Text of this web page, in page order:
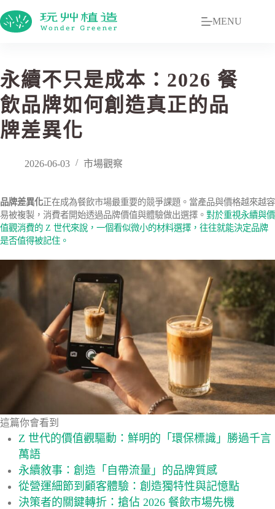
MENU
永續不只是成本：2026 餐
飲品牌如何創造真正的品
牌差異化
2026-06-03 市場觀察
品牌差異化正在成為餐飲市場最重要的競爭課題。當產品與價格越來越容
易被複製，消費者開始透過品牌價值與體驗做出選擇。 對於重視永續與價
值觀消費的 Z 世代來說，一個看似微小的材料選擇，往往就能決定品牌
是否值得被記住。
這篇你會看到
Z 世代的價值觀驅動：鮮明的「環保標識」勝過千言
萬語
永續敘事：創造「自帶流量」的品牌質感
從營運細節到顧客體驗：創造獨特性與記憶點
決策者的關鍵轉折：搶佔 2026 餐飲市場先機